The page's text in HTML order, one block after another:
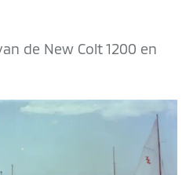
de New Colt 1200 en